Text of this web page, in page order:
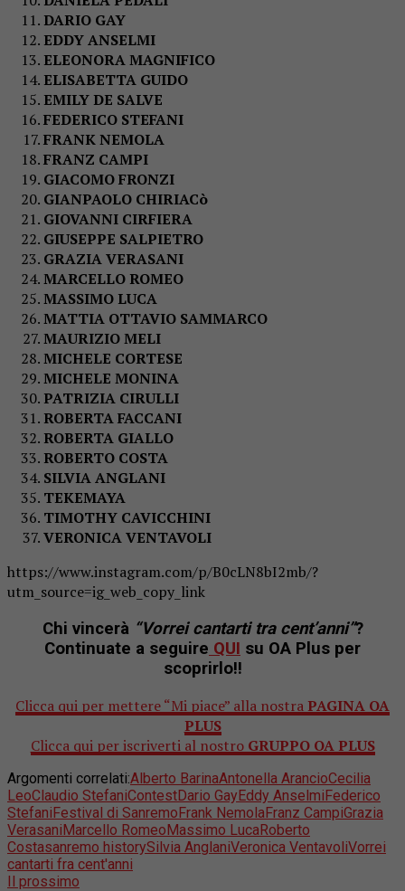
DARIO GAY
EDDY ANSELMI
ELEONORA MAGNIFICO
ELISABETTA GUIDO
EMILY DE SALVE
FEDERICO STEFANI
FRANK NEMOLA
FRANZ CAMPI
GIACOMO FRONZI
GIANPAOLO CHIRIACò
GIOVANNI CIRFIERA
GIUSEPPE SALPIETRO
GRAZIA VERASANI
MARCELLO ROMEO
MASSIMO LUCA
MATTIA OTTAVIO SAMMARCO
MAURIZIO MELI
MICHELE CORTESE
MICHELE MONINA
PATRIZIA CIRULLI
ROBERTA FACCANI
ROBERTA GIALLO
ROBERTO COSTA
SILVIA ANGLANI
TEKEMAYA
TIMOTHY CAVICCHINI
VERONICA VENTAVOLI
https://www.instagram.com/p/B0cLN8bI2mb/?
utm_source=ig_web_copy_link
Chi vincerà “Vorrei cantarti tra cent’anni”?
Continuate a seguire QUI su OA Plus per
scoprirlo!!
Clicca qui per mettere “Mi piace” alla nostra PAGINA OA
PLUS
Clicca qui per iscriverti al nostro GRUPPO OA PLUS
Argomenti correlati:Alberto BarinaAntonella ArancioCecilia
LeoClaudio StefaniContestDario GayEddy AnselmiFederico
StefaniFestival di SanremoFrank NemolaFranz CampiGrazia
VerasaniMarcello RomeoMassimo LucaRoberto
Costasanremo historySilvia AnglaniVeronica VentavoliVorrei
cantarti fra cent'anni
Il prossimo